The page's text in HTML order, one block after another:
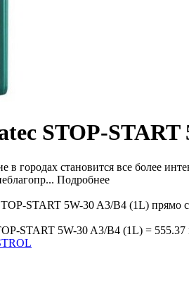
STOP-START
в городах становится все более
Подробнее
START 5W-30 A3/B4 (1L)
START 5W-30 A3/B4 (1L) =